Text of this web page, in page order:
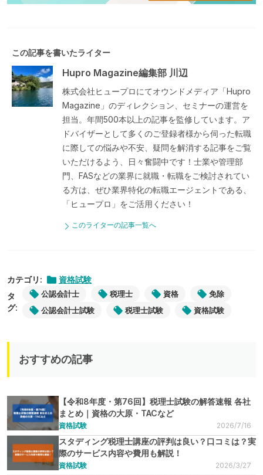
この記事を書いたライター
Hupro Magazine編集部 川辺
株式会社ヒュープロにてオウンドメディア「Hupro
Magazine」のディレクション、セミナーの運営を
担当。年間500本以上の記事を監修しています。ア
ドバイザーとして多くのご登録者様から伺った転職
に際しての悩みや不安、疑問を解消する記事をご覧
いただけるよう、日々奮闘中です！士業や管理部
門、FASなどの業界に就職・転職をご検討されてい
る方は、ぜひ業界特化の転職エージェントである、
「ヒュープロ」をご活用ください！
このライターの記事一覧へ
カテゴリ:
資格試験
タ
グ:
公認会計士 税理士 資格
免除
公認会計士試験
税理士試験 資格試験
おすすめの記事
【令和8年度・第76回】税理士試験の解答速報 各社
まとめ｜資格の大原・TACなど
資格試験 2026/7/16
スタディング税理士講座の評判は良い？口コミは？実
際のサービス内容や費用も解説！
資格試験 2026/3/27